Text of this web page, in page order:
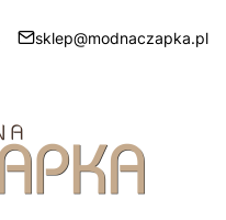
sklep@modnaczapka.pl